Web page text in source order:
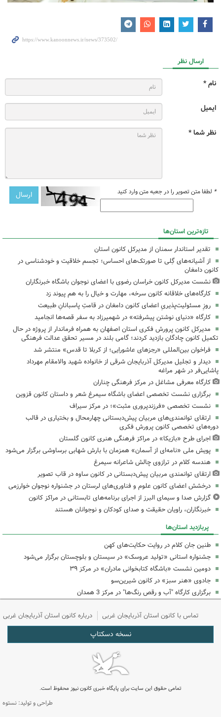
ارسال نظر
نام *
ایمیل
نظر شما *
* لطفا متن تصویر را در جعبه متن وارد کنید
تازه‌ترین استان‌ها
تقدیر استاندار سمنان از مدیرکل کانون استان
از آشیانه‌های گِلی تا صورتک‌های احساس؛ تجسم خلاقیت و خودشناسی در
کانون دامغان
نشست مدیرکل کانون خراسان رضوی با اعضای نوجوان باشگاه خبرنگاران
کارگاه‌های خلاقانه کانون سرخه، مهارت و خیال را به هم پیوند زد
روزِ مسئولیت‌پذیریِ اعضای کانون دامغان در قامتِ پاسبانانِ طبیعت
کارگاه «دنیای نوشتن پیشرفته» در شهمیرزاد به سفر قصه‌ها انجامید
مدیرکل کانون پرورش فکری استان اصفهان به همراه فرماندار از پروژه در حال
تکمیل کانون چادگان بازدید کردند؛ گامی بلند در مسیر تحقق عدالت فرهنگی
فراخوان بین‌المللی «رجزهای عاشورایی؛ از کربلا تا قدس» منتشر شد
دیدار و تجلیل مدیرکل آذربایجان شرقی از خانواده شهید والامقام مهرداد
پاشایی‌فر در شهر مراغه
کارگاه معرفی مشاغل در مرکز فرهنگی چناران
برگزاری نشست تخصصی اعضای باشگاه سیمرغ شعر و داستان کانون قزوین
نشست تخصصی «فرزندپروری مثبت»؛ در مرکز سیراف
ارتقای توانمندی‌های مربیان پیش‌دبستانی چهارمحال و بختیاری در قالب
دوره‌های تخصصی کانون پرورش فکری
اجرای طرح «بازیکا» در مراکز فرهنگی هنری کانون گلستان
پویش ملی «نامه‌ای از آسمان» همزمان با بارش شهابی برساوشی برگزار می‌شود
هندسه کلام در ترازوی چالش شاعرانه سیمرغ
ارتقای توانمندی مربیان پیش‌دبستانی در کانون ساوه در قاب تصویر
درخشش اعضای کانون علوم و فناوری‌های لرستان در جشنواره نوجوان خوارزمی
گزارش صدا و سیمای البرز از اجرای برنامه‌های تابستانی در مراکز کانون
خبرنگاران، راویان حقیقت و صدای کودکان و نوجوانان هستند
پربازدید استان‌ها
طنین جان کلام در روایت حکایت‌های کهن
جشنواره استانی «تولید عروسک» در سیستان و بلوچستان برگزار می‌شود
دومین نشست «باشگاه کتابخوانی مادران» در مرکز ۳۹
جادوی «هنر سبز» در کانون شیرین‌سو
برگزاری کارگاه "آب و رقص رنگ‌ها" در مرکز 3 همدان
تماس با کانون استان آذربایجان غربی درباره کانون استان آذربایجان غربی
نسخه دسکتاپ
تمامی حقوق این سایت برای پایگاه خبری کانون نیوز محفوظ است.
طراحی و تولید: نستوه